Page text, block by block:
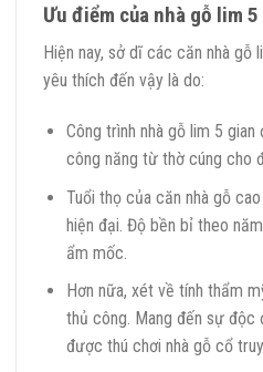
Ưu điểm của nhà gỗ lim
Hiện nay, sở dĩ các căn nhà
yêu thích đến vậy là do:
Công trình nhà gỗ lim 5
công năng từ thờ cúng cho
Tuổi thọ của căn nhà gỗ
hiện đại. Độ bền bỉ theo
ẩm mốc.
Hơn nữa, xét về tính thẩm
thủ công. Mang đến sự độc
được thú chơi nhà gỗ cổ